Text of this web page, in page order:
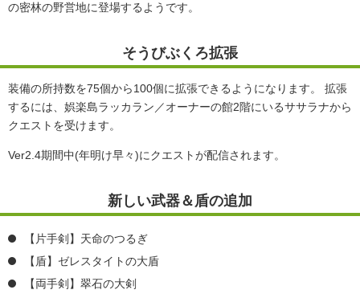
の密林の野営地に登場するようです。
そうびぶくろ拡張
装備の所持数を75個から100個に拡張できるようになります。 拡張
するには、娯楽島ラッカラン／オーナーの館2階にいるササラナから
クエストを受けます。
Ver2.4期間中(年明け早々)にクエストが配信されます。
新しい武器＆盾の追加
【片手剣】天命のつるぎ
【盾】ゼレスタイトの大盾
【両手剣】翠石の大剣